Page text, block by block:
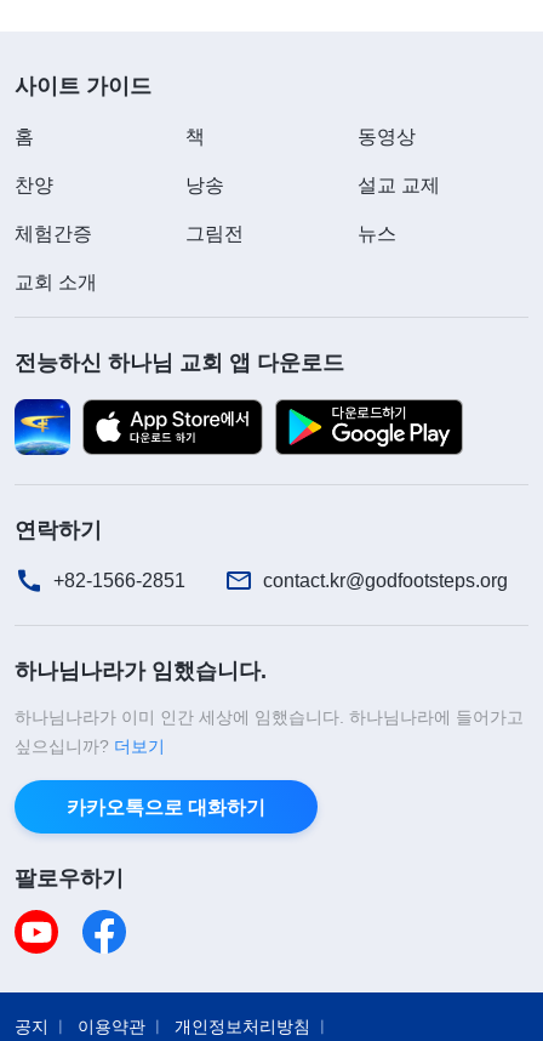
사이트 가이드
홈 책 동영상
찬양 낭송 설교 교제
체험간증 그림전 뉴스
교회 소개
전능하신 하나님 교회 앱 다운로드
연락하기
+82-1566-2851 contact.kr@godfootsteps.org
하나님나라가 임했습니다.
하나님나라가 이미 인간 세상에 임했습니다. 하나님나라에 들어가고
싶으십니까? 더보기
카카오톡으로 대화하기
팔로우하기
공지 이용약관 개인정보처리방침